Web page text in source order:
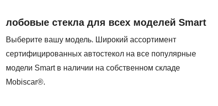
лобовые стекла для всех моделей Smart
Выберите вашу модель. Широкий ассортимент
сертифицированных автостекол на все популярные
модели Smart в наличии на собственном складе
Mobiscar®.